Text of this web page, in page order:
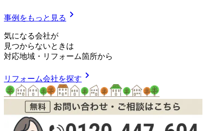
事例をもっと見る chevron_right
気になる会社が
見つからないときは
対応地域 ・ リフォーム箇所から
リフォーム会社を探す chevron_right